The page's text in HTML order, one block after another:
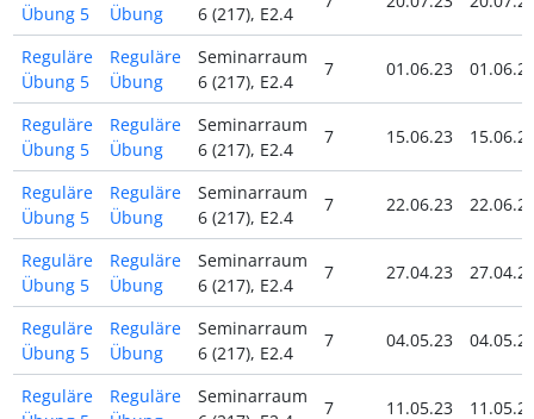
Übung 5
Übung
6 (217), E2.4
Reguläre
Übung 5
Reguläre
Übung
Seminarraum
6 (217), E2.4
7 01.06.23
Reguläre
Übung 5
Reguläre
Übung
Seminarraum
6 (217), E2.4
7 15.06.23
Reguläre
Übung 5
Reguläre
Übung
Seminarraum
6 (217), E2.4
7 22.06.23
Reguläre
Übung 5
Reguläre
Übung
Seminarraum
6 (217), E2.4
7 27.04.23
Reguläre
Übung 5
Reguläre
Übung
Seminarraum
6 (217), E2.4
7 04.05.23
Reguläre
Reguläre
Seminarraum
7 11.05.23